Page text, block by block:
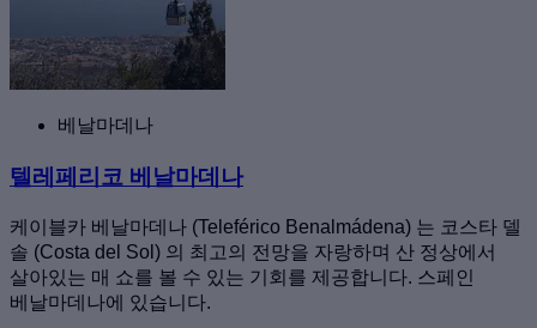
베날마데나
텔레페리코 베날마데나
케이블카 베날마데나 (Teleférico Benalmádena) 는 코스타 델
솔 (Costa del Sol) 의 최고의 전망을 자랑하며 산 정상에서
살아있는 매 쇼를 볼 수 있는 기회를 제공합니다. 스페인
베날마데나에 있습니다.